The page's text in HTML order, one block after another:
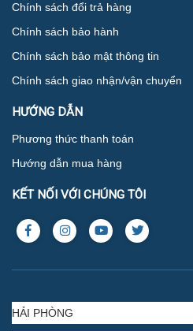
Chính sách đổi trả hàng
Chính sách bảo hành
Chính sách bảo mật thông tin
Chính sách giao nhận/vận chuyển
HƯỚNG DẪN
Phương thức thanh toán
Hướng dẫn mua hàng
KẾT NỐI VỚI CHÚNG TÔI
HẢI PHÒNG